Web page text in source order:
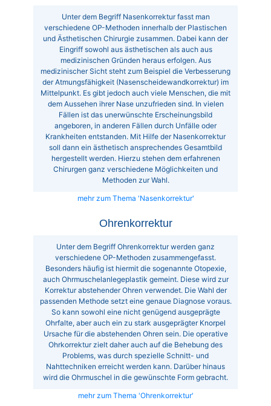
Unter dem Begriff Nasenkorrektur fasst man
verschiedene OP-Methoden innerhalb der Plastischen
und Ästhetischen Chirurgie zusammen. Dabei kann der
Eingriff sowohl aus ästhetischen als auch aus
medizinischen Gründen heraus erfolgen. Aus
medizinischer Sicht steht zum Beispiel die Verbesserung
der Atmungsfähigkeit (Nasenscheidewandkorrektur) im
Mittelpunkt. Es gibt jedoch auch viele Menschen, die mit
dem Aussehen ihrer Nase unzufrieden sind. In vielen
Fällen ist das unerwünschte Erscheinungsbild
angeboren, in anderen Fällen durch Unfälle oder
Krankheiten entstanden. Mit Hilfe der Nasenkorrektur
soll dann ein ästhetisch ansprechendes Gesamtbild
hergestellt werden. Hierzu stehen dem erfahrenen
Chirurgen ganz verschiedene Möglichkeiten und
Methoden zur Wahl.
mehr zum Thema 'Nasenkorrektur'
Ohrenkorrektur
Unter dem Begriff Ohrenkorrektur werden ganz
verschiedene OP-Methoden zusammengefasst.
Besonders häufig ist hiermit die sogenannte Otopexie,
auch Ohrmuschelanlegeplastik gemeint. Diese wird zur
Korrektur abstehender Ohren verwendet. Die Wahl der
passenden Methode setzt eine genaue Diagnose voraus.
So kann sowohl eine nicht genügend ausgeprägte
Ohrfalte, aber auch ein zu stark ausgeprägter Knorpel
Ursache für die abstehenden Ohren sein. Die operative
Ohrkorrektur zielt daher auch auf die Behebung des
Problems, was durch spezielle Schnitt- und
Nahttechniken erreicht werden kann. Darüber hinaus
wird die Ohrmuschel in die gewünschte Form gebracht.
mehr zum Thema 'Ohrenkorrektur'